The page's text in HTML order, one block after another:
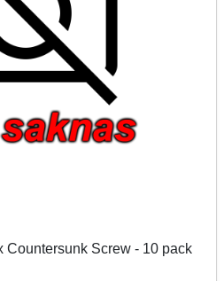
Countersunk Screw - 10 pack